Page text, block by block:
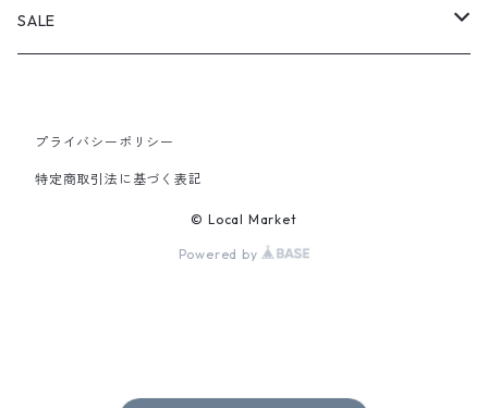
PANTS
SALE
PANTS
プライバシーポリシー
特定商取引法に基づく表記
© Local Market
Powered by